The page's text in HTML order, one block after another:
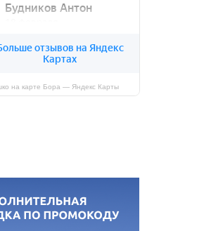
на карте Бора — Яндекс Карты